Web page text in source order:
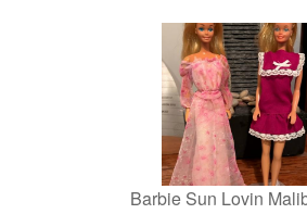
Barbie Sun Lovin